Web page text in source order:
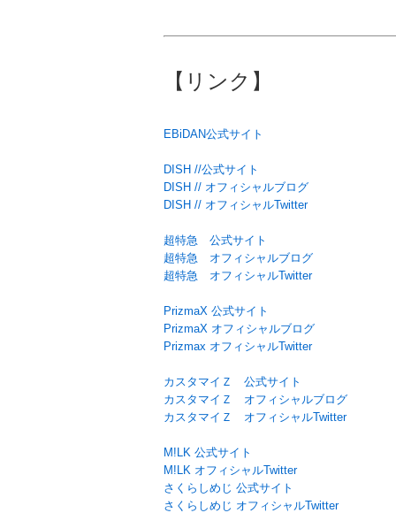
【リンク】
EBiDAN公式サイト
DISH //公式サイト
DISH // オフィシャルブログ
DISH // オフィシャルTwitter
超特急 公式サイト
超特急 オフィシャルブログ
超特急 オフィシャルTwitter
PrizmaX 公式サイト
PrizmaX オフィシャルブログ
Prizmax オフィシャルTwitter
カスタマイＺ 公式サイト
カスタマイＺ オフィシャルブログ
カスタマイＺ オフィシャルTwitter
M!LK 公式サイト
M!LK オフィシャルTwitter
さくらしめじ 公式サイト
さくらしめじ オフィシャルTwitter